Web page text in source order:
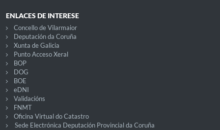
ENLACES DE INTERESE
Concello de Vilarmaior
Deputación da Coruña
Xunta de Galicia
Punto Acceso Xeral
BOP
DOG
BOE
eDNI
Validacións
FNMT
Oficina Virtual do Catastro
Sede Electrónica Deputación Provincial da Coruña